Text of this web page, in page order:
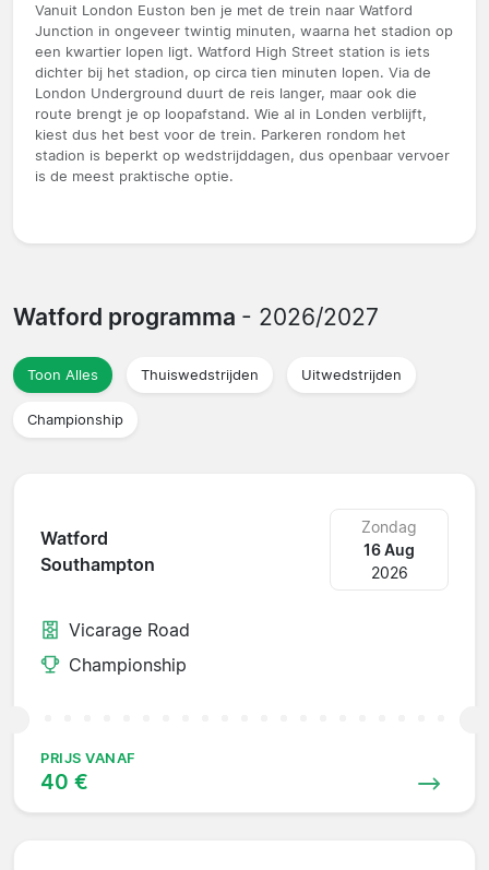
Vanuit London Euston ben je met de trein naar Watford
Junction in ongeveer twintig minuten, waarna het stadion op
een kwartier lopen ligt. Watford High Street station is iets
dichter bij het stadion, op circa tien minuten lopen. Via de
London Underground duurt de reis langer, maar ook die
route brengt je op loopafstand. Wie al in Londen verblijft,
kiest dus het best voor de trein. Parkeren rondom het
stadion is beperkt op wedstrijddagen, dus openbaar vervoer
is de meest praktische optie.
Watford programma - 2026/2027
Toon Alles Thuiswedstrijden Uitwedstrijden
Championship
Watford
Southampton
Zondag
16 Aug
2026
Vicarage Road
Championship
PRIJS VANAF
40 €